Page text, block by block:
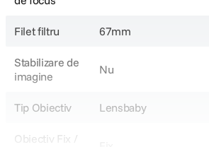
Filet filtru 67mm
Stabilizare de
imagine
Nu
Tip Obiectiv Lensbaby
Obiectiv Fix /